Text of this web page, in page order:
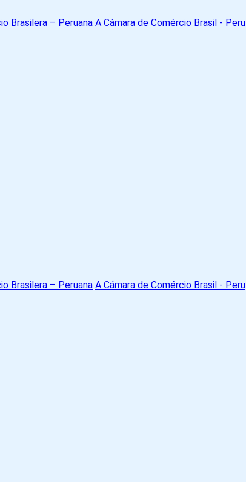
A Cámara de Comércio Brasil - Peru
A Cámara de Comércio Brasil - Peru